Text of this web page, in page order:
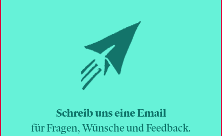
Schreib uns eine Email
für Fragen, Wünsche und Feedback.